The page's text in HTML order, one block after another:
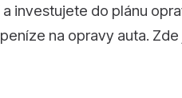
investujete do plánu
na opravy auta.